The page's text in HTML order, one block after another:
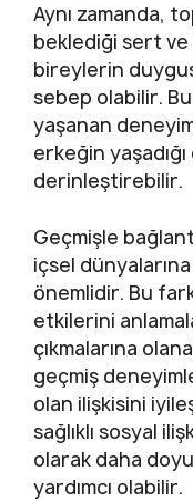
Aynı zamanda,
beklediği sert
bireylerin
sebep olabilir.
yaşanan
erkeğin yaşadığı
derinleştirebilir.
Geçmişle
içsel
önemlidir. Bu
etkilerini
çıkmalarına
geçmiş
olan ilişkisini
sağlıklı sosyal
olarak daha
yardımcı olabilir.